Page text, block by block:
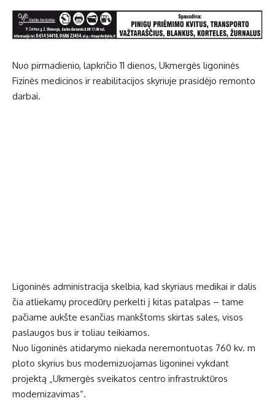
Nuo pirmadienio, lapkričio 11 dienos, Ukmergės ligoninės
Fizinės medicinos ir reabilitacijos skyriuje prasidėjo remonto
darbai.
Ligoninės administracija skelbia, kad skyriaus medikai ir dalis
čia atliekamų procedūrų perkelti į kitas patalpas – tame
pačiame aukšte esančias mankštoms skirtas sales, visos
paslaugos bus ir toliau teikiamos.
Nuo ligoninės atidarymo niekada neremontuotas 760 kv. m
ploto skyrius bus modernizuojamas ligoninei vykdant
projektą „Ukmergės sveikatos centro infrastruktūros
modernizavimas“.